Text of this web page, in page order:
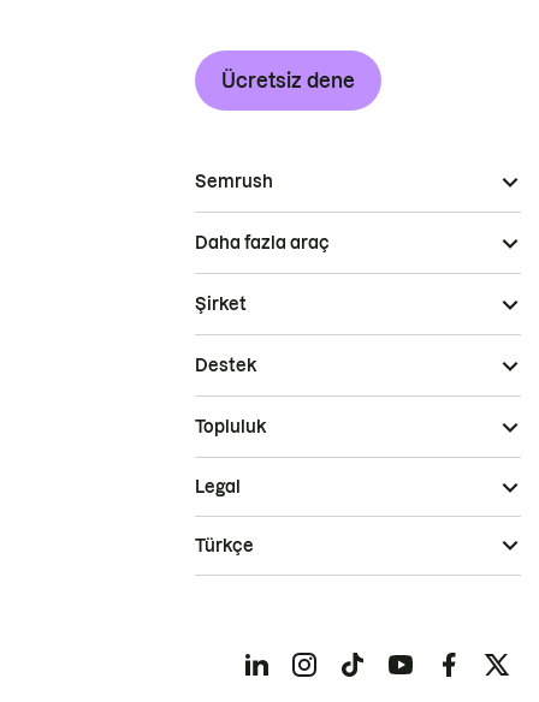
Ücretsiz dene
Semrush
Daha fazla araç
Şirket
Destek
Topluluk
Legal
Türkçe